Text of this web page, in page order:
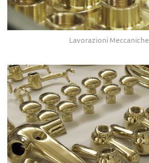
Lavorazioni Meccaniche